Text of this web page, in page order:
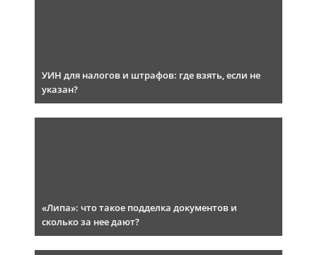
УИН для налогов и штрафов: где взять, если не
указан?
«Липа»: что такое подделка документов и
сколько за нее дают?